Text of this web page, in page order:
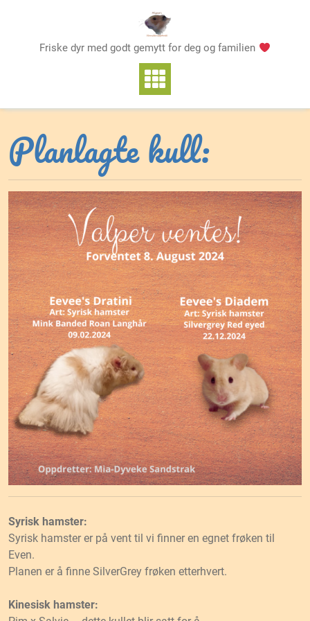
Friske dyr med godt gemytt for deg og familien
Planlagte kull:
Syrisk hamster:
Syrisk hamster er på vent til vi finner en egnet frøken til
Even.
Planen er å finne SilverGrey frøken etterhvert.
Kinesisk hamster: